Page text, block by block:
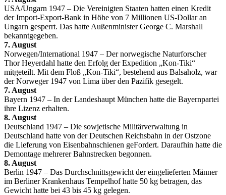
USA/Ungarn 1947 – Die Vereinigten Staaten hatten einen Kredit
der Import-Export-Bank in Höhe von 7 Millionen US-Dollar an
Ungarn gesperrt. Das hatte Außenminister George C. Marshall
bekanntgegeben.
7. August
Norwegen/International 1947 – Der norwegische Naturforscher
Thor Heyerdahl hatte den Erfolg der Expedition „Kon-Tiki“
mitgeteilt. Mit dem Floß „Kon-Tiki“, bestehend aus Balsaholz, war
der Norweger 1947 von Lima über den Pazifik gesegelt.
7. August
Bayern 1947 – In der Landeshaupt München hatte die Bayernpartei
ihre Lizenz erhalten.
8. August
Deutschland 1947 – Die sowjetische Militärverwaltung in
Deutschland hatte von der Deutschen Reichsbahn in der Ostzone
die Lieferung von Eisenbahnschienen geFordert. Daraufhin hatte die
Demontage mehrerer Bahnstrecken begonnen.
8. August
Berlin 1947 – Das Durchschnittsgewicht der eingelieferten Männer
im Berliner Krankenhaus Tempelhof hatte 50 kg betragen, das
Gewicht hatte bei 43 bis 45 kg gelegen.